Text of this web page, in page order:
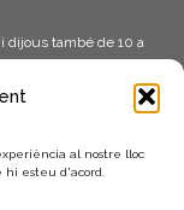
al nostre lloc
esteu d'acord.
dijous també de 10 a